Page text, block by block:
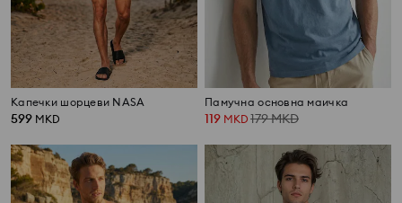
Капечки шорцеви NASA
599 MKD
Памучна основна маичка
119 MKD 179MKD